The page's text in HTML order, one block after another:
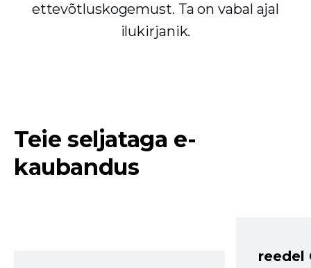
ettevõtluskogemust. Ta on vabal ajal
ilukirjanik.
Teie seljataga e-
kaubandus
reedel